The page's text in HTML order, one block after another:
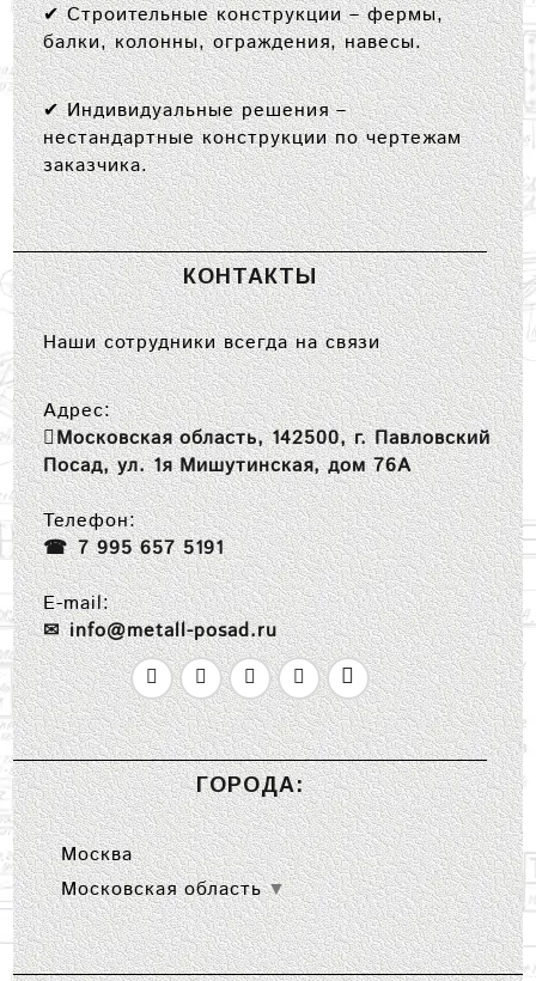
✔Строительные конструкции– фермы,
балки, колонны, ограждения, навесы.
✔Индивидуальные решения–
нестандартные конструкции по чертежам
заказчика.
КОНТАКТЫ
Наши сотрудники всегда на связи
Адрес:
Московская область, 142500, г. Павловский
Посад, ул. 1я Мишутинская, дом 76А
Телефон:
7 995 657 5191
E-mail:
info@metall-posad.ru
ГОРОДА:
Москва
Московская область ▼